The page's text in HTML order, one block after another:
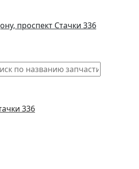
проспект Стачки 336
336